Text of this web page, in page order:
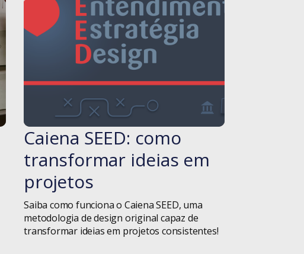
Hard Skills
Homeoffice
Iniciativa Privada
Inovação
Inteligência
Livros
Logística
#blog
Caiena SEED: como
transformar ideias em
projetos
Saiba como funciona o Caiena SEED, uma
metodologia de design original capaz de
transformar ideias em projetos consistentes!